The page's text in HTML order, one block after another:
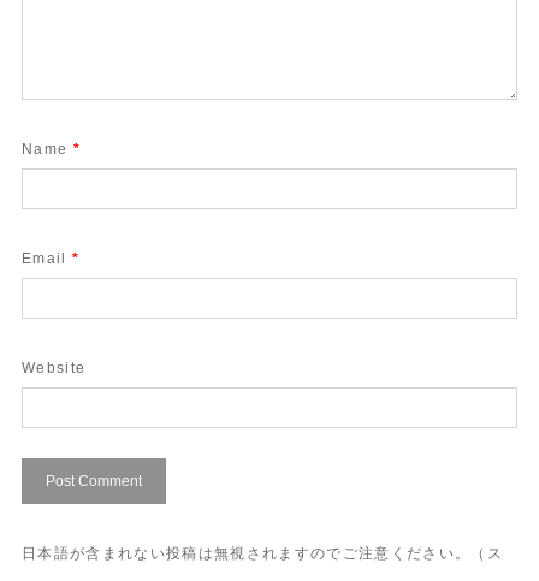
Name *
Email *
Website
日本語が含まれない投稿は無視されますのでご注意ください。（ス